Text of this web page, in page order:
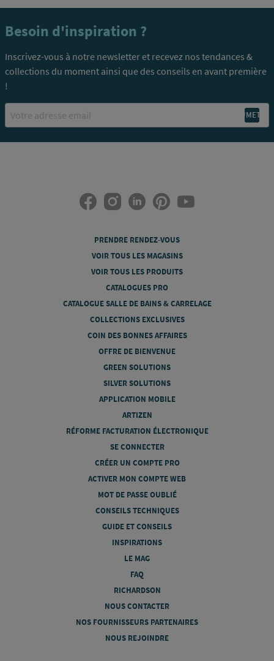
Besoin d'inspiration ?
Inscrivez-vous à notre newsletter et recevez nos tendances &
collections du moment ainsi que des conseils en avant première
!
PRENDRE RENDEZ-VOUS
VOIR TOUS LES MAGASINS
VOIR TOUS LES PRODUITS
CATALOGUES PRO
CATALOGUE SALLE DE BAINS & CARRELAGE
COLLECTIONS EXCLUSIVES
COIN DES BONNES AFFAIRES
OFFRE DE BIENVENUE
GREEN SOLUTIONS
SILVER SOLUTIONS
APPLICATION MOBILE
ARTIZEN
RÉFORME FACTURATION ÉLECTRONIQUE
SE CONNECTER
CRÉER UN COMPTE PRO
ACTIVER MON COMPTE WEB
MOT DE PASSE OUBLIÉ
CONSEILS TECHNIQUES
GUIDE ET CONSEILS
INSPIRATIONS
LE MAG
FAQ
RICHARDSON
NOUS CONTACTER
NOS FOURNISSEURS PARTENAIRES
NOUS REJOINDRE